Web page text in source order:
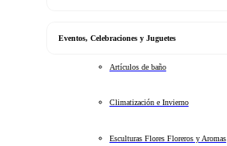
Eventos, Celebraciones y Juguetes
Artículos de baño
Climatización e Invierno
Esculturas Flores Floreros y Aromas